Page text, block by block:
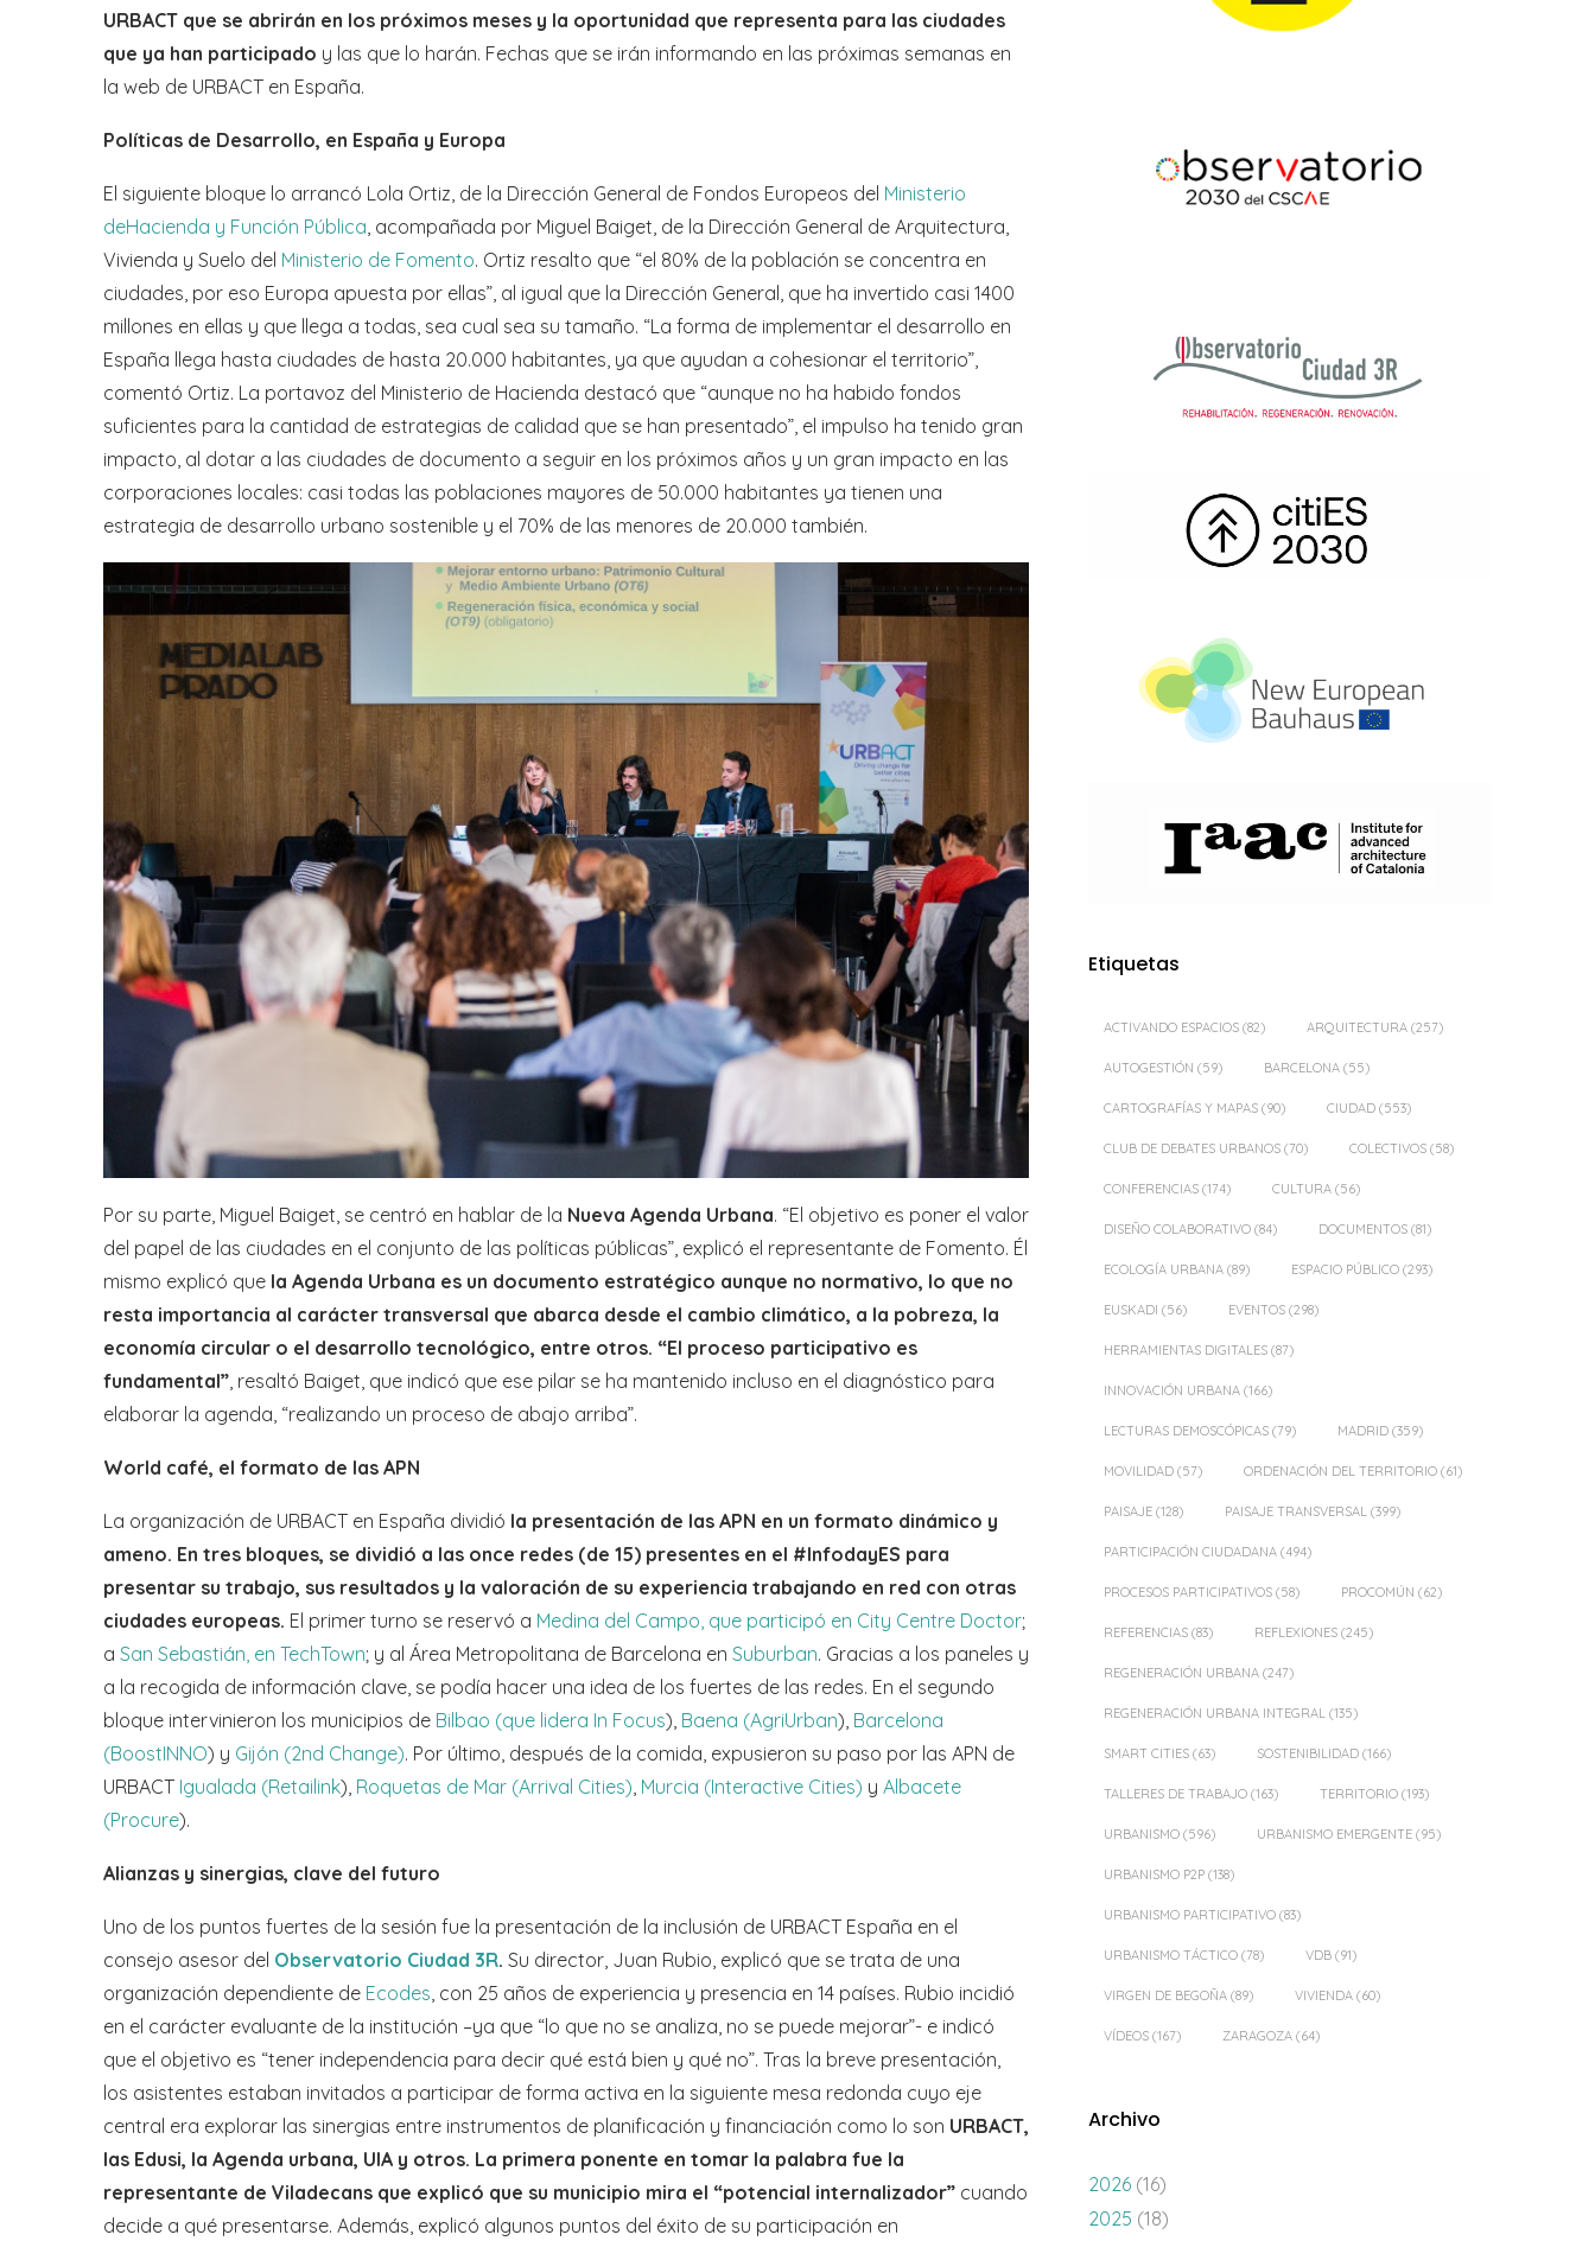
URBACT que se abrirán en los próximos meses y la oportunidad que representa para las ciudades
que ya han participado y las que lo harán. Fechas que se irán informando en las próximas semanas en
la web de URBACT en España.
Políticas de Desarrollo, en España y Europa
El siguiente bloque lo arrancó Lola Ortiz, de la Dirección General de Fondos Europeos del Ministerio
deHacienda y Función Pública , acompañada por Miguel Baiget, de la Dirección General de Arquitectura,
Vivienda y Suelo del Ministerio de Fomento. Ortiz resalto que “el 80% de la población se concentra en
ciudades, por eso Europa apuesta por ellas”, al igual que la Dirección General, que ha invertido casi 1400
millones en ellas y que llega a todas, sea cual sea su tamaño. “La forma de implementar el desarrollo en
España llega hasta ciudades de hasta 20.000 habitantes, ya que ayudan a cohesionar el territorio”,
comentó Ortiz. La portavoz del Ministerio de Hacienda destacó que “aunque no ha habido fondos
suficientes para la cantidad de estrategias de calidad que se han presentado”, el impulso ha tenido gran
impacto, al dotar a las ciudades de documento a seguir en los próximos años y un gran impacto en las
corporaciones locales: casi todas las poblaciones mayores de 50.000 habitantes ya tienen una
estrategia de desarrollo urbano sostenible y el 70% de las menores de 20.000 también.
Por su parte, Miguel Baiget, se centró en hablar de la Nueva Agenda Urbana. “El objetivo es poner el valor
del papel de las ciudades en el conjunto de las políticas públicas”, explicó el representante de Fomento. Él
mismo explicó que la Agenda Urbana es un documento estratégico aunque no normativo, lo que no
resta importancia al carácter transversal que abarca desde el cambio climático, a la pobreza, la
economía circular o el desarrollo tecnológico, entre otros. “El proceso participativo es
fundamental”, resaltó Baiget, que indicó que ese pilar se ha mantenido incluso en el diagnóstico para
elaborar la agenda, “realizando un proceso de abajo arriba”.
World café, el formato de las APN
La organización de URBACT en España dividió la presentación de las APN en un formato dinámico y
ameno. En tres bloques, se dividió a las once redes (de 15) presentes en el #InfodayES para
presentar su trabajo, sus resultados y la valoración de su experiencia trabajando en red con otras
ciudades europeas. El primer turno se reservó a Medina del Campo, que participó en City Centre Doctor;
a San Sebastián, en TechTown; y al Área Metropolitana de Barcelona en Suburban. Gracias a los paneles y
a la recogida de información clave, se podía hacer una idea de los fuertes de las redes. En el segundo
bloque intervinieron los municipios de Bilbao (que lidera In Focus), Baena (AgriUrban), Barcelona
(BoostINNO) y Gijón (2nd Change). Por último, después de la comida, expusieron su paso por las APN de
URBACT Igualada (Retailink), Roquetas de Mar (Arrival Cities), Murcia (Interactive Cities) y Albacete
(Procure).
Alianzas y sinergias, clave del futuro
Uno de los puntos fuertes de la sesión fue la presentación de la inclusión de URBACT España en el
consejo asesor del Observatorio Ciudad 3R. Su director, Juan Rubio, explicó que se trata de una
organización dependiente de Ecodes, con 25 años de experiencia y presencia en 14 países. Rubio incidió
en el carácter evaluante de la institución –ya que “lo que no se analiza, no se puede mejorar”- e indicó
que el objetivo es “tener independencia para decir qué está bien y qué no”. Tras la breve presentación,
los asistentes estaban invitados a participar de forma activa en la siguiente mesa redonda cuyo eje
central era explorar las sinergias entre instrumentos de planificación y financiación como lo son URBACT,
las Edusi, la Agenda urbana, UIA y otros. La primera ponente en tomar la palabra fue la
representante de Viladecans que explicó que su municipio mira el “potencial internalizador” cuando
decide a qué presentarse. Además, explicó algunos puntos del éxito de su participación en
Etiquetas
ACTIVANDO ESPACIOS (82) ARQUITECTURA (257)
AUTOGESTIÓN (59) BARCELONA (55)
CARTOGRAFÍAS Y MAPAS (90) CIUDAD (553)
CLUB DE DEBATES URBANOS (70) COLECTIVOS (58)
CONFERENCIAS (174) CULTURA (56)
DISEÑO COLABORATIVO (84) DOCUMENTOS (81)
ECOLOGÍA URBANA (89) ESPACIO PÚBLICO (293)
EUSKADI (56) EVENTOS (298)
HERRAMIENTAS DIGITALES (87)
INNOVACIÓN URBANA (166)
LECTURAS DEMOSCÓPICAS (79) MADRID (359)
MOVILIDAD (57) ORDENACIÓN DEL TERRITORIO (61)
PAISAJE (128) PAISAJE TRANSVERSAL (399)
PARTICIPACIÓN CIUDADANA (494)
PROCESOS PARTICIPATIVOS (58) PROCOMÚN (62)
REFERENCIAS (83) REFLEXIONES (245)
REGENERACIÓN URBANA (247)
REGENERACIÓN URBANA INTEGRAL (135)
SMART CITIES (63) SOSTENIBILIDAD (166)
TALLERES DE TRABAJO (163) TERRITORIO (193)
URBANISMO (596) URBANISMO EMERGENTE (95)
URBANISMO P2P (138)
URBANISMO PARTICIPATIVO (83)
URBANISMO TÁCTICO (78) VDB (91)
VIRGEN DE BEGOÑA (89) VIVIENDA (60)
VÍDEOS (167) ZARAGOZA (64)
Archivo
2026 (16)
2025 (18)